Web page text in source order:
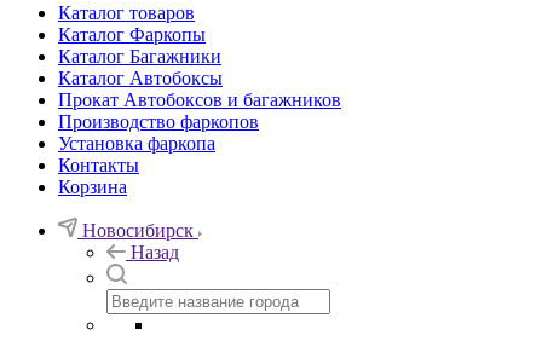
Каталог товаров
Каталог Фаркопы
Каталог Багажники
Каталог Автобоксы
Прокат Автобоксов и багажников
Производство фаркопов
Установка фаркопа
Контакты
Корзина
Новосибирск
Назад